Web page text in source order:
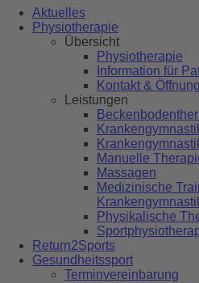
Aktuelles
Physiotherapie
Übersicht
Physiotherapie
Information für
Kontakt &
Leistungen
Manuelle
Massagen
Medizinische
Physikalische
Return2Sports
Gesundheitssport
Terminvereinbarung